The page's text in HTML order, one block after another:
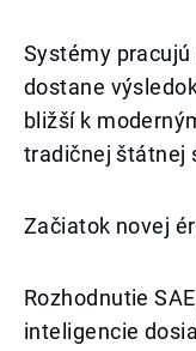
Systémy
dostane
bližší k
tradičnej štátnej
Začiatok novej
Rozhodnutie
inteligencie